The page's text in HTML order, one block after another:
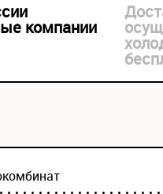
компании